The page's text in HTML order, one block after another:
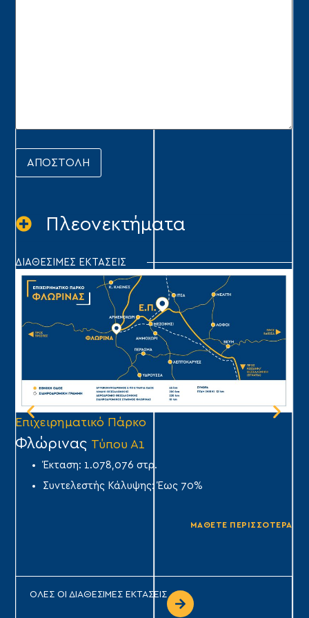
Πλεονεκτήματα
ΔΙΑΘΕΣΙΜΕΣ ΕΚΤΑΣΕΙΣ
Επιχειρηματικό Πάρκο
Φλώρινας Τύπου Α1
Έκταση: 1.078,076 στρ.
Συντελεστής Κάλυψης: Έως 70%
ΜΑΘΕΤΕ ΠΕΡΙΣΣΟΤΕΡΑ
ΟΛΕΣ ΟΙ ΔΙΑΘΕΣΙΜΕΣ ΕΚΤΑΣΕΙΣ